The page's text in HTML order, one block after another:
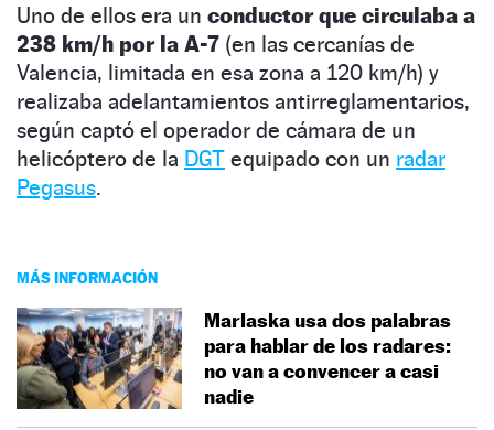
Uno de ellos era un conductor que circulaba a
238 km/h por la A-7 (en las cercanías de
Valencia, limitada en esa zona a 120 km/h) y
realizaba adelantamientos antirreglamentarios,
según captó el operador de cámara de un
helicóptero de la DGT equipado con un radar
Pegasus.
MÁS INFORMACIÓN
Marlaska usa dos palabras
para hablar de los radares:
no van a convencer a casi
nadie